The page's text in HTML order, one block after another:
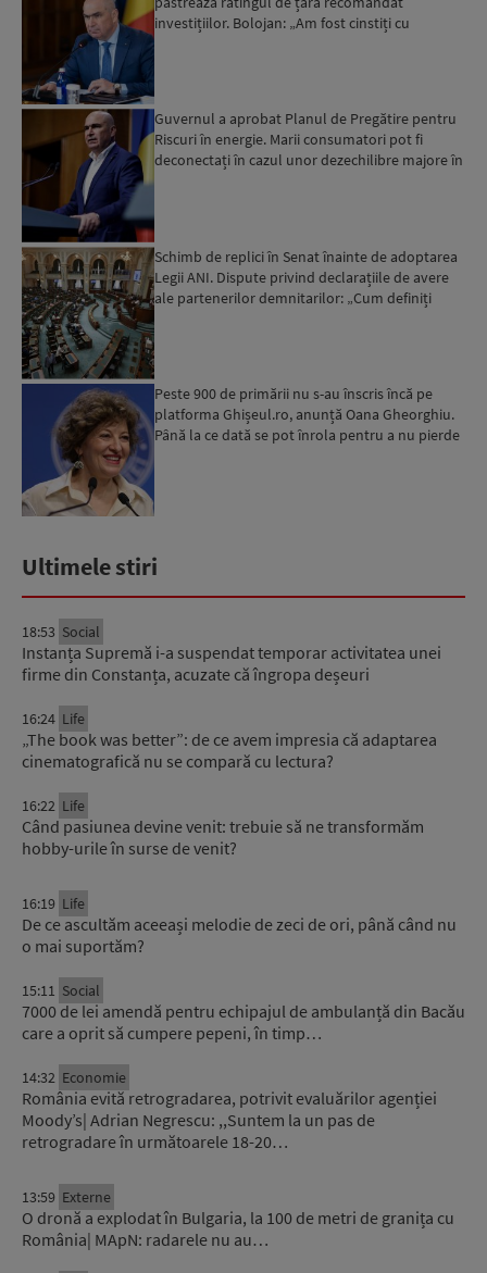
investițiilor. Bolojan: „Am fost cinstiți cu
Guvernul a aprobat Planul de Pregătire pentru
Riscuri în energie. Marii consumatori pot fi
deconectați în cazul unor dezechilibre majore în
Schimb de replici în Senat înainte de adoptarea
Legii ANI. Dispute privind declarațiile de avere
ale partenerilor demnitarilor: „Cum definiți
Peste 900 de primării nu s-au înscris încă pe
platforma Ghișeul.ro, anunță Oana Gheorghiu.
Până la ce dată se pot înrola pentru a nu pierde
Ultimele stiri
18:53 Social
Instanța Supremă i-a suspendat temporar activitatea unei
firme din Constanța, acuzate că îngropa deșeuri
16:24 Life
„The book was better”: de ce avem impresia că adaptarea
cinematografică nu se compară cu lectura?
16:22 Life
Când pasiunea devine venit: trebuie să ne transformăm
hobby-urile în surse de venit?
16:19 Life
De ce ascultăm aceeași melodie de zeci de ori, până când nu
o mai suportăm?
15:11 Social
7000 de lei amendă pentru echipajul de ambulanță din Bacău
care a oprit să cumpere pepeni, în timp…
14:32 Economie
România evită retrogradarea, potrivit evaluărilor agenției
Moody’s| Adrian Negrescu: ,,Suntem la un pas de
retrogradare în următoarele 18-20…
13:59 Externe
O dronă a explodat în Bulgaria, la 100 de metri de granița cu
România| MApN: radarele nu au…